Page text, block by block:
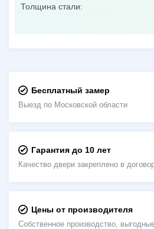
Толщина стали:
Бесплатный замер
Выезд по Московской области
Гарантия до 10 лет
Качество двери закреплено в
Цены от производителя
Собственное производство,